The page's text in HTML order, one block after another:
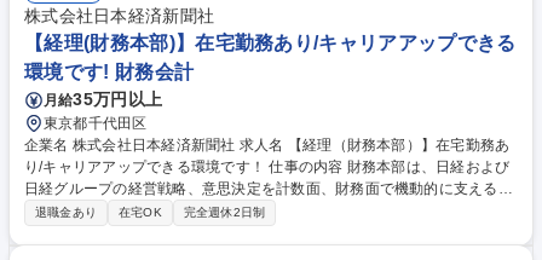
体は業界を代表する音楽プロダクション関係者が理事を務めているため、
関係各所での丁寧な対応や、団体の事業推進につながる調整などが重要と
なります。 募集職種 【経理】年間休日130日/音楽・エンタメ業界を支え
る非営利権利者団体
株式会社日本経済新聞社
【経理(財務本部)】在宅勤務あり/キャリアアップできる
環境です! 財務会計
月給35万円以上
東京都千代田区
企業名 株式会社日本経済新聞社 求人名 【経理（財務本部）】在宅勤務あ
り/キャリアアップできる環境です！ 仕事の内容 財務本部は、日経および
日経グループの経営戦略、意思決定を計数面、財務面で機動的に支える組
織です。管理会計、決算、監査対応などのルーチン業務に加え、最新の会
退職金あり 在宅OK 完全週休2日制